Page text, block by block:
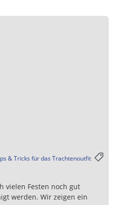
& Tricks für das Trachtenoutfit
vielen Festen noch gut
werden. Wir zeigen ein